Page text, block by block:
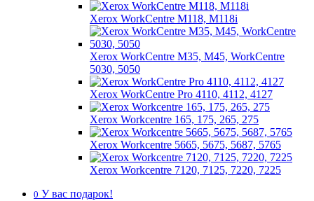
Xerox WorkCentre M118, M118i
Xerox WorkCentre M35, M45, WorkCentre
5030, 5050
Xerox WorkCentre Pro 4110, 4112, 4127
Xerox Workcentre 165, 175, 265, 275
Xerox Workcentre 5665, 5675, 5687, 5765
Xerox Workcentre 7120, 7125, 7220, 7225
0 У вас подарок!